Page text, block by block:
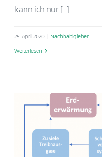
kann ich nur [...]
25. April 2020 | Nachhaltig leben
Weiterlesen
Wie kommt es